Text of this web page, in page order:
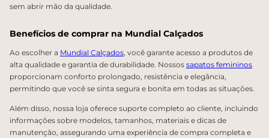
sem abrir mão da qualidade.
Benefícios de comprar na Mundial Calçados
Ao escolher a Mundial Calçados, você garante acesso a produtos de
alta qualidade e garantia de durabilidade. Nossos sapatos femininos
proporcionam conforto prolongado, resistência e elegância,
permitindo que você se sinta segura e bonita em todas as situações.
Além disso, nossa loja oferece suporte completo ao cliente, incluindo
informações sobre modelos, tamanhos, materiais e dicas de
manutenção, assegurando uma experiência de compra completa e